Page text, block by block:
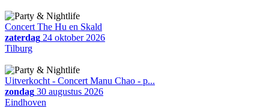
Concert The Hu en Skald
zaterdag 24 oktober 2026
Tilburg
Uitverkocht - Concert Manu Chao - p...
zondag 30 augustus 2026
Eindhoven